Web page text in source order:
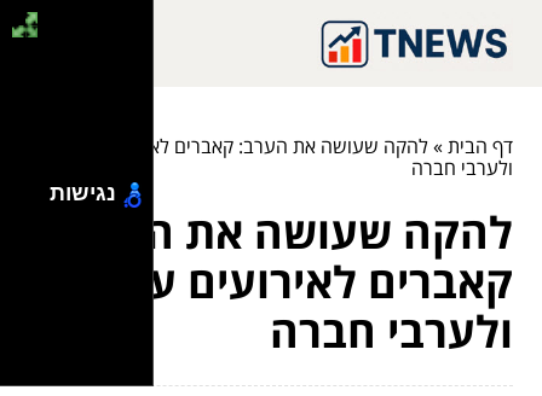
דף הבית»להקה שעושה את הערב: קאברים לאירועים עסקיים
ולערבי חברה
להקה שעושה את הערב:
קאברים לאירועים עסקיים
ולערבי חברה
נגישות